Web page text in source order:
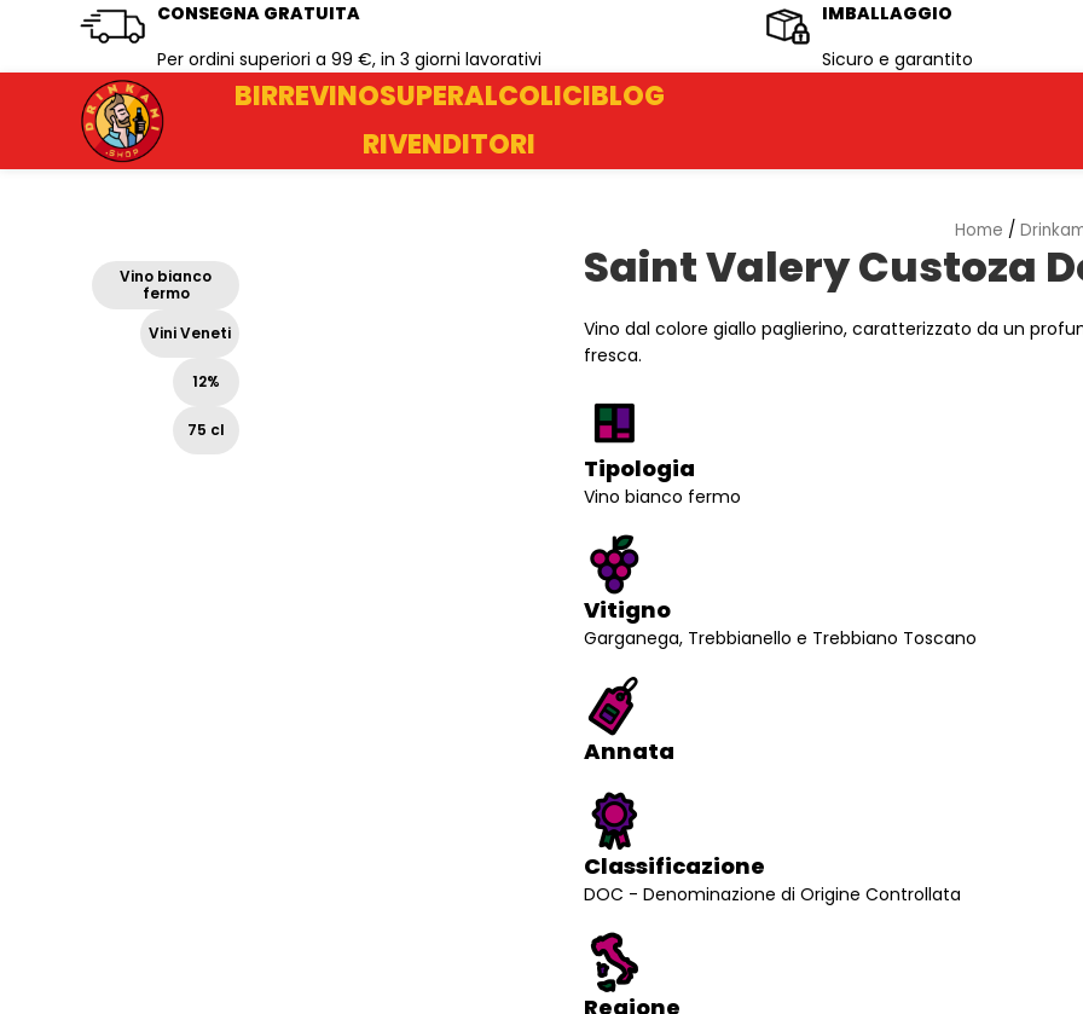
CONSEGNA GRATUITA
Per ordini superiori a 99 €, in 3 giorni lavorativi
IMBALLAGGIO
Sicuro e garantito
BIRREVINOSUPERALCOLICIBLOG
RIVENDITORI
Home /
Vino bianco
fermo
Vini Veneti
12%
75 cl
Saint Valery Custoza
Vino dal colore giallo paglierino, caratterizzato da un
fresca.
Tipologia
Vino bianco fermo
Vitigno
Garganega, Trebbianello e Trebbiano Toscano
Annata
Classificazione
DOC - Denominazione di Origine Controllata
Regione